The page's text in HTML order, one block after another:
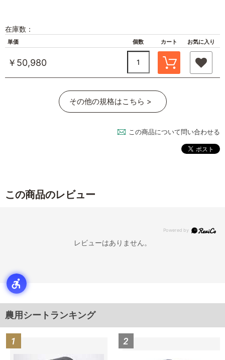
在庫数：
単価 個数 カート お気に入り
￥50,980
その他の規格はこちら >
この商品について問い合わせる
この商品のレビュー
レビューはありません。
農用シートランキング